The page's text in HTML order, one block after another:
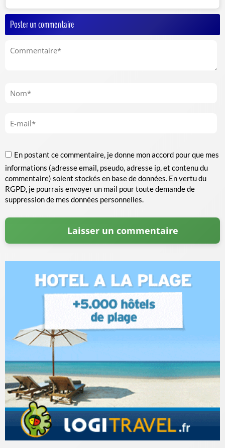
Poster un commentaire
En postant ce commentaire, je donne mon accord pour que mes
informations (adresse email, pseudo, adresse ip, et contenu du
commentaire) soient stockés en base de données. En vertu du
RGPD, je pourrais envoyer un mail pour toute demande de
suppression de mes données personnelles.